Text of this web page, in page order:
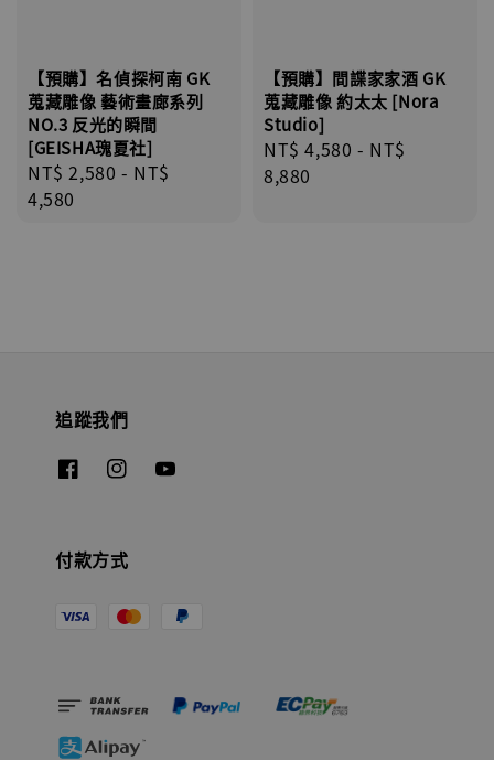
【預購】名偵探柯南 GK
蒐藏雕像 藝術畫廊系列
NO.3 反光的瞬間
[GEISHA瑰夏社]
Regular
price
NT$ 2,580 - NT$
4,580
【預購】間諜家家酒 GK
蒐藏雕像 約太太 [Nora
Studio]
Regular
price
NT$ 4,580 - NT$
8,880
追蹤我們
付款方式